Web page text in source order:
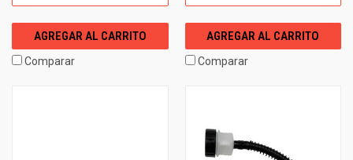
AGREGAR AL CARRITO
Comparar
AGREGAR AL CARRITO
Comparar